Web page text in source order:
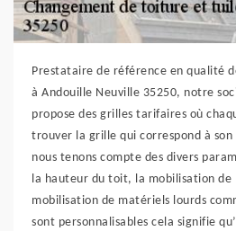
Prestataire de référence en qualité
à Andouille Neuville 35250, notre
propose des grilles tarifaires où
trouver la grille qui correspond à son
nous tenons compte des divers
la hauteur du toit, la mobilisation de
mobilisation de matériels lourds
sont personnalisables cela signifie